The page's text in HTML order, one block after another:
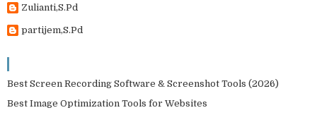
Zulianti,S.Pd
partijem,S.Pd
Best Screen Recording Software & Screenshot Tools (2026)
Best Image Optimization Tools for Websites